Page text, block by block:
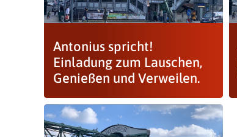
Antonius spricht!
Einladung zum Lauschen,
Genießen und Verweilen.